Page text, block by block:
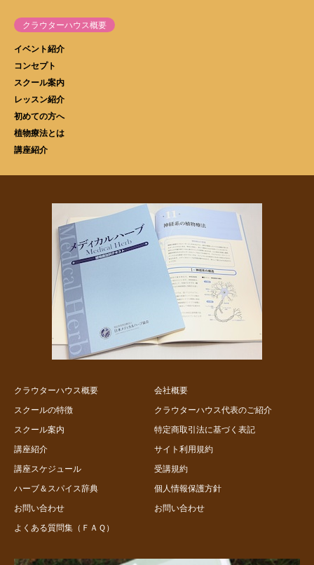
クラウターハウス概要
イベント紹介
コンセプト
スクール案内
レッスン紹介
初めての方へ
植物療法とは
講座紹介
クラウターハウス概要
スクールの特徴
スクール案内
講座紹介
講座スケジュール
ハーブ＆スパイス辞典
お問い合わせ
よくある質問集（ＦＡＱ）
会社概要
クラウターハウス代表のご紹介
特定商取引法に基づく表記
サイト利用規約
受講規約
個人情報保護方針
お問い合わせ